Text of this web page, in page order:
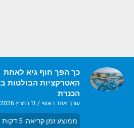
כך הפך חוף גיא לאחת
האטרקציות הבולטות
הכנרת
עורך אתר ראשי 11 במרץ 2026
ממוצע זמן קריאה: 5 דקות